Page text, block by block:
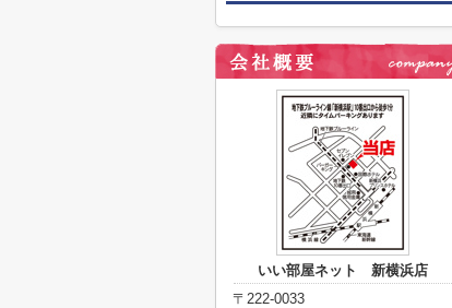
いい部屋ネット 新横浜店
〒222-0033